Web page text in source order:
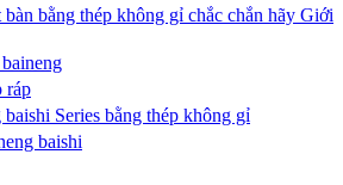
bằng thép không gỉ chắc chắn hãy Giới
ráp
Series bằng thép không gỉ
baishi